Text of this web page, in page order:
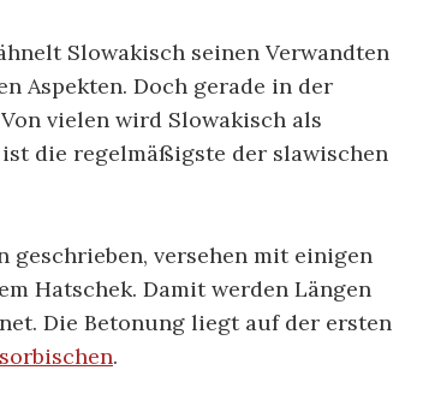
Slowakisch seinen Verwandten
Aspekten. Doch gerade in der
vielen wird Slowakisch als
ist die regelmäßigste der slawischen
versehen mit einigen
Hatschek. Damit werden Längen
Die Betonung liegt auf der ersten
.